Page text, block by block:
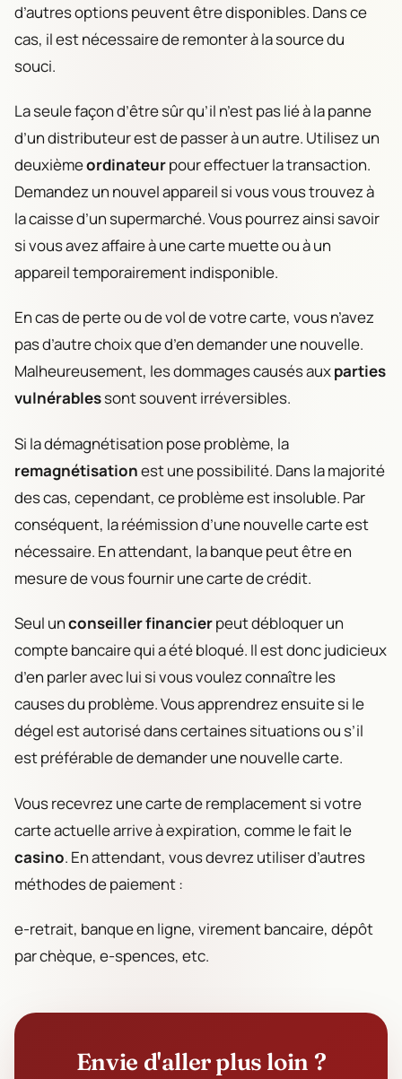
d’autres options peuvent être disponibles. Dans ce
cas, il est nécessaire de remonter à la source du
souci.
La seule façon d’être sûr qu’il n’est pas lié à la panne
d’un distributeur est de passer à un autre. Utilisez un
deuxièmeordinateurpour effectuer la transaction.
Demandez un nouvel appareil si vous vous trouvez à
la caisse d’un supermarché. Vous pourrez ainsi savoir
si vous avez affaire à une carte muette ou à un
appareil temporairement indisponible.
En cas de perte ou de vol de votre carte, vous n’avez
pas d’autre choix que d’en demander une nouvelle.
Malheureusement, les dommages causés auxparties
vulnérablessont souvent irréversibles.
Si la démagnétisation pose problème, la
remagnétisationest une possibilité. Dans la majorité
des cas, cependant, ce problème est insoluble. Par
conséquent, la réémission d’une nouvelle carte est
nécessaire. En attendant, la banque peut être en
mesure de vous fournir une carte de crédit.
Seul unconseiller financierpeut débloquer un
compte bancaire qui a été bloqué. Il est donc judicieux
d’en parler avec lui si vous voulez connaître les
causes du problème. Vous apprendrez ensuite si le
dégel est autorisé dans certaines situations ou s’il
est préférable de demander une nouvelle carte.
Vous recevrez une carte de remplacement si votre
carte actuelle arrive à expiration, comme le fait le
casino. En attendant, vous devrez utiliser d’autres
méthodes de paiement :
e-retrait, banque en ligne, virement bancaire, dépôt
par chèque, e-spences, etc.
Envie d'aller plus loin ?